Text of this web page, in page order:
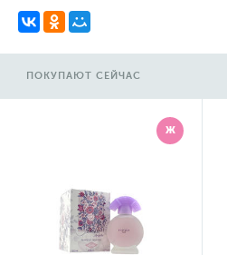
ПОКУПАЮТ СЕЙЧАС